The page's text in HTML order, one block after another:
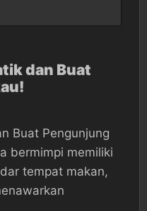
dan Buat
Buat Pengunjung
bermimpi memiliki
tempat makan,